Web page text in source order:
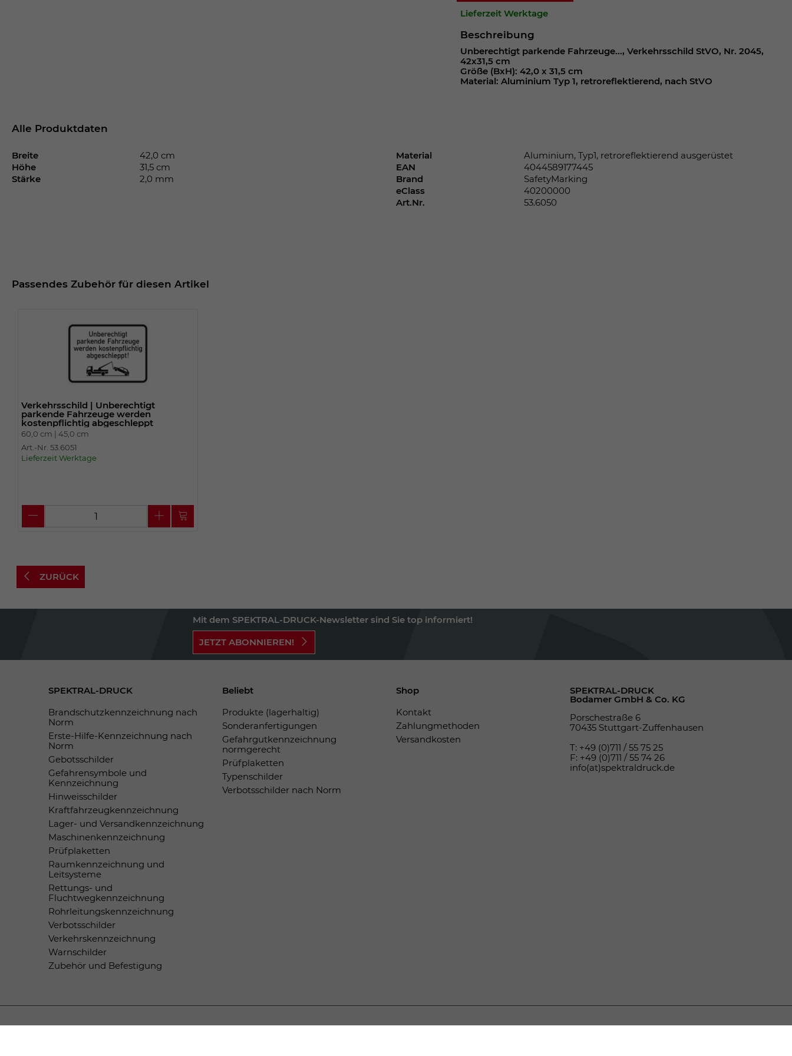
Lieferzeit Werktage
Beschreibung
Unberechtigt parkende Fahrzeuge..., Verkehrsschild StVO, Nr. 2045,
42x31,5 cm
Größe (BxH): 42,0 x 31,5 cm
Material: Aluminium Typ 1, retroreflektierend, nach StVO
Alle Produktdaten
Breite
42,0 cm
Höhe
31,5 cm
Stärke
2,0 mm
Material
Aluminium, Typ1, retroreflektierend ausgerüstet
EAN
4044589177445
Brand
SafetyMarking
eClass
40200000
Art.Nr.
53.6050
Passendes Zubehör für diesen Artikel
Verkehrsschild | Unberechtigt
parkende Fahrzeuge werden
kostenpflichtig abgeschleppt
60,0 cm |45,0 cm
Art.-Nr. 53.6051
Lieferzeit Werktage
ZURÜCK
Mit dem SPEKTRAL-DRUCK-Newsletter sind Sie top informiert!
JETZT ABONNIEREN!
SPEKTRAL-DRUCK
Brandschutzkennzeichnung nach
Norm
Erste-Hilfe-Kennzeichnung nach
Norm
Gebotsschilder
Gefahrensymbole und
Kennzeichnung
Hinweisschilder
Kraftfahrzeugkennzeichnung
Lager- und Versandkennzeichnung
Maschinenkennzeichnung
Prüfplaketten
Raumkennzeichnung und
Leitsysteme
Rettungs- und
Fluchtwegkennzeichnung
Rohrleitungskennzeichnung
Verbotsschilder
Verkehrskennzeichnung
Warnschilder
Zubehör und Befestigung
Beliebt
Produkte (lagerhaltig)
Sonderanfertigungen
Gefahrgutkennzeichnung
normgerecht
Prüfplaketten
Typenschilder
Verbotsschilder nach Norm
Shop
Kontakt
Zahlungmethoden
Versandkosten
SPEKTRAL-DRUCK
Bodamer GmbH & Co. KG
Porschestraße 6
70435 Stuttgart-Zuffenhausen
T: +49 (0)711 / 55 75 25
F: +49 (0)711 / 55 74 26
info(at)spektraldruck.de
SgCookieOptin.lastPreferences